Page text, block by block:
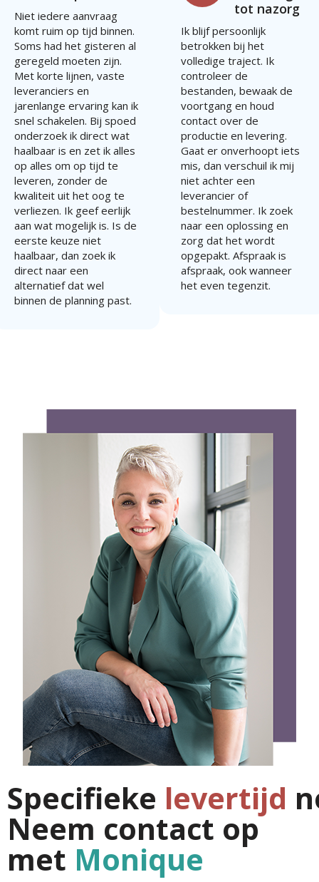
Niet iedere aanvraag
komt ruim op tijd binnen.
Soms had het gisteren al
geregeld moeten zijn.
Met korte lijnen, vaste
leveranciers en
jarenlange ervaring kan ik
snel schakelen. Bij spoed
onderzoek ik direct wat
haalbaar is en zet ik alles
op alles om op tijd te
leveren, zonder de
kwaliteit uit het oog te
verliezen. Ik geef eerlijk
aan wat mogelijk is. Is de
eerste keuze niet
haalbaar, dan zoek ik
direct naar een
alternatief dat wel
binnen de planning past.
tot nazorg
Ik blijf persoonlijk
betrokken bij het
volledige traject. Ik
controleer de
bestanden, bewaak de
voortgang en houd
contact over de
productie en levering.
Gaat er onverhoopt iets
mis, dan verschuil ik mij
niet achter een
leverancier of
bestelnummer. Ik zoek
naar een oplossing en
zorg dat het wordt
opgepakt. Afspraak is
afspraak, ook wanneer
het even tegenzit.
Specifieke levertijd
Neem contact op
met Monique